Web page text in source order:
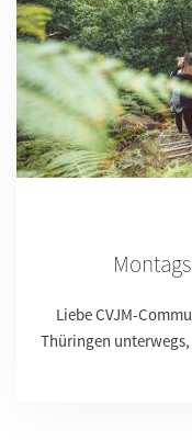
Liebe CVJM-
Thüringen